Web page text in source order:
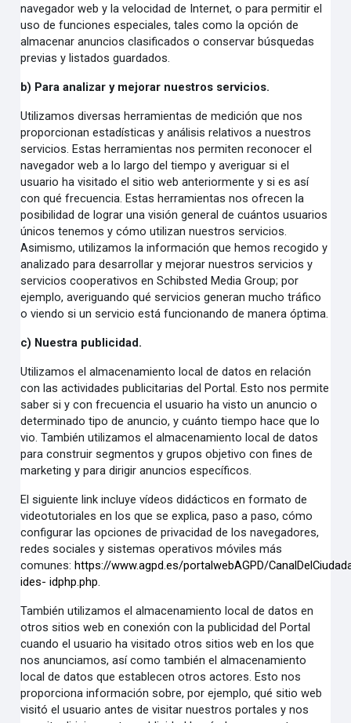
navegador web y la velocidad de Internet, o para permitir el
uso de funciones especiales, tales como la opción de
almacenar anuncios clasificados o conservar búsquedas
previas y listados guardados.
b) Para analizar y mejorar nuestros servicios.
Utilizamos diversas herramientas de medición que nos
proporcionan estadísticas y análisis relativos a nuestros
servicios. Estas herramientas nos permiten reconocer el
navegador web a lo largo del tiempo y averiguar si el
usuario ha visitado el sitio web anteriormente y si es así
con qué frecuencia. Estas herramientas nos ofrecen la
posibilidad de lograr una visión general de cuántos usuarios
únicos tenemos y cómo utilizan nuestros servicios.
Asimismo, utilizamos la información que hemos recogido y
analizado para desarrollar y mejorar nuestros servicios y
servicios cooperativos en Schibsted Media Group; por
ejemplo, averiguando qué servicios generan mucho tráfico
o viendo si un servicio está funcionando de manera óptima.
c) Nuestra publicidad.
Utilizamos el almacenamiento local de datos en relación
con las actividades publicitarias del Portal. Esto nos permite
saber si y con frecuencia el usuario ha visto un anuncio o
determinado tipo de anuncio, y cuánto tiempo hace que lo
vio. También utilizamos el almacenamiento local de datos
para construir segmentos y grupos objetivo con fines de
marketing y para dirigir anuncios específicos.
El siguiente link incluye vídeos didácticos en formato de
videotutoriales en los que se explica, paso a paso, cómo
configurar las opciones de privacidad de los navegadores,
redes sociales y sistemas operativos móviles más
comunes:https://www.agpd.es/portalwebAGPD/
ides- idphp.php.
También utilizamos el almacenamiento local de datos en
otros sitios web en conexión con la publicidad del Portal
cuando el usuario ha visitado otros sitios web en los que
nos anunciamos, así como también el almacenamiento
local de datos que establecen otros actores. Esto nos
proporciona información sobre, por ejemplo, qué sitio web
visitó el usuario antes de visitar nuestros portales y nos